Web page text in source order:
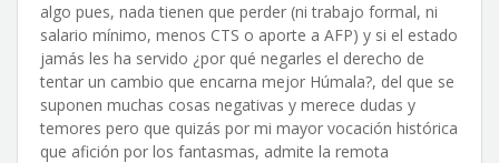
algo pues, nada tienen que perder (ni trabajo formal, ni
salario mínimo, menos CTS o aporte a AFP) y si el estado
jamás les ha servido ¿por qué negarles el derecho de
tentar un cambio que encarna mejor Húmala?, del que se
suponen muchas cosas negativas y merece dudas y
temores pero que quizás por mi mayor vocación histórica
que afición por los fantasmas, admite la remota